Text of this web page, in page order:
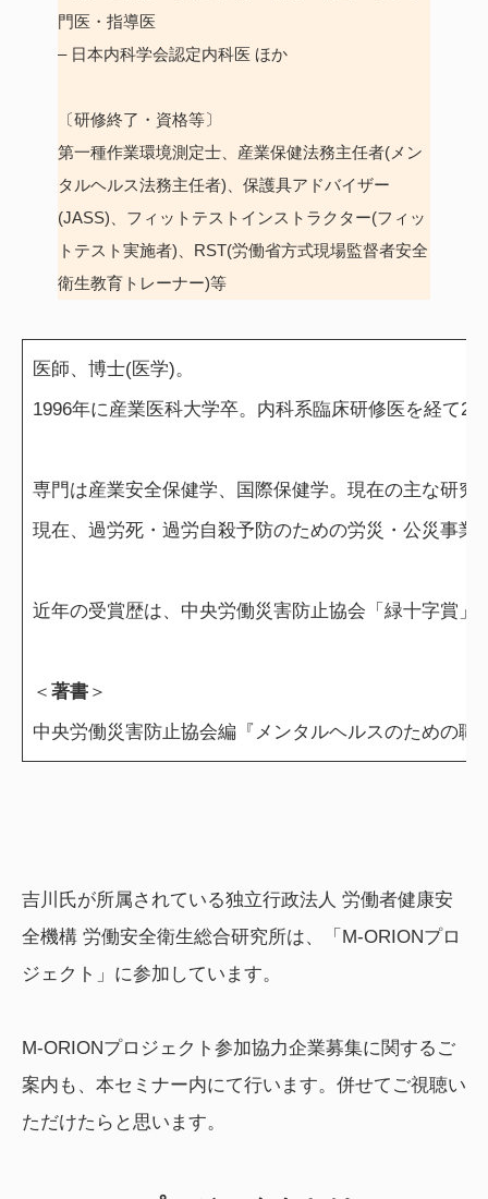
門医・指導医
– 日本内科学会認定内科医 ほか
〔研修終了・資格等〕
第一種作業環境測定士、産業保健法務主任者(メン
タルヘルス法務主任者)、保護具アドバイザー
(JASS)、フィットテストインストラクター(フィッ
トテスト実施者)、RST(労働省方式現場監督者安全
衛生教育トレーナー)等
医師、博士(医学)。
1996年に産業医科大学卒。内科系臨床研修医を経て
専門は産業安全保健学、国際保健学。現在の主な研
現在、過労死・過労自殺予防のための労災・公災事
近年の受賞歴は、中央労働災害防止協会「緑十字賞
＜ 著書＞
中央労働災害防止協会編『メンタルヘルスのための
吉川氏が所属されている独立行政法人 労働者健康安
全機構 労働安全衛生総合研究所は、「M-ORIONプロ
ジェクト」に参加しています。
M-ORIONプロジェクト参加協力企業募集に関するご
案内も、本セミナー内にて行います。併せてご視聴い
ただけたらと思います。